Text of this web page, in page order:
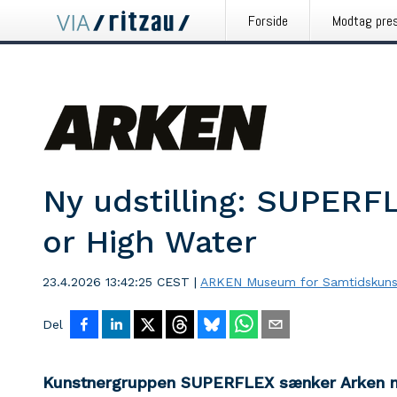
Forside Modtag
Ny udstilling:
or High Water
23.4.2026 13:42:25 CEST | ARKEN Museum for
Del
Kunstnergruppen SUPERFLEX sænker